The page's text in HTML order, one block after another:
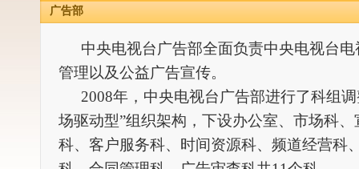
广告部
中央电视台广告部全面负责中央电视台
管理以及公益广告宣传。
2008年，中央电视台广告部进行了科组
场驱动型”组织架构，下设办公室、市场科
科、客户服务科、时间资源科、频道经营科